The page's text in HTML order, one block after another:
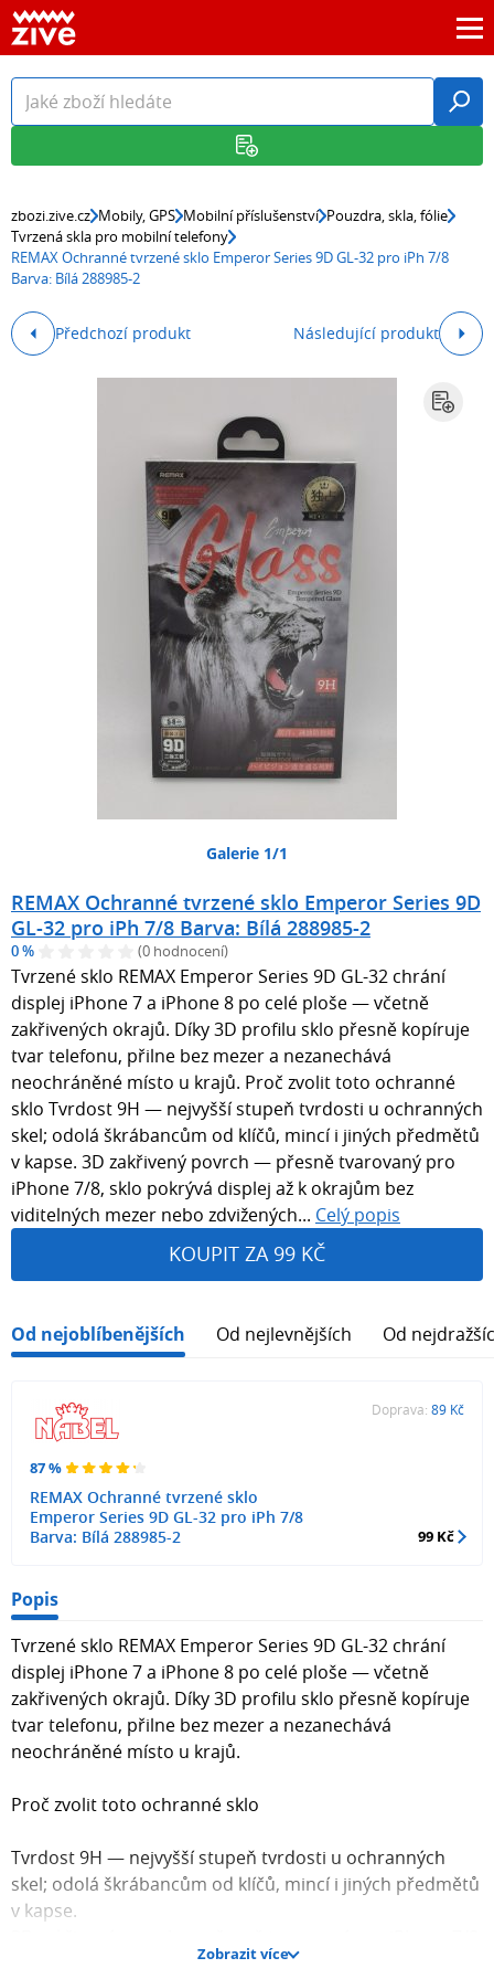
zbozi.zive.cz Mobily, GPS Mobilní příslušenství Pouzdra, skla, fólie
Tvrzená skla pro mobilní telefony
REMAX Ochranné tvrzené sklo Emperor Series 9D GL-32 pro iPh 7/8
Barva: Bílá 288985-2
Předchozí produkt Následující produkt
Galerie 1/1
REMAX Ochranné tvrzené sklo Emperor Series 9D
GL-32 pro iPh 7/8 Barva: Bílá 288985-2
0 % (0 hodnocení)
Tvrzené sklo REMAX Emperor Series 9D GL-32 chrání
displej iPhone 7 a iPhone 8 po celé ploše — včetně
zakřivených okrajů. Díky 3D profilu sklo přesně kopíruje
tvar telefonu, přilne bez mezer a nezanechává
neochráněné místo u krajů. Proč zvolit toto ochranné
sklo Tvrdost 9H — nejvyšší stupeň tvrdosti u ochranných
skel; odolá škrábancům od klíčů, mincí i jiných předmětů
v kapse. 3D zakřivený povrch — přesně tvarovaný pro
iPhone 7/8, sklo pokrývá displej až k okrajům bez
viditelných mezer nebo zdvižených... Celý popis
KOUPIT ZA 99 KČ
Od nejoblíbenějších Od nejlevnějších Od
87 %
REMAX Ochranné tvrzené sklo
Emperor Series 9D GL-32 pro iPh 7/8
Barva: Bílá 288985-2
Doprava: 89 Kč
99 Kč
Popis
Tvrzené sklo REMAX Emperor Series 9D GL-32 chrání
displej iPhone 7 a iPhone 8 po celé ploše — včetně
zakřivených okrajů. Díky 3D profilu sklo přesně kopíruje
tvar telefonu, přilne bez mezer a nezanechává
neochráněné místo u krajů.
Proč zvolit toto ochranné sklo
Tvrdost 9H — nejvyšší stupeň tvrdosti u ochranných
skel; odolá škrábancům od klíčů, mincí i jiných předmětů
v kapse.
sklo pokrývá displej až k okrajům bez viditelných mezer
Zobrazit více